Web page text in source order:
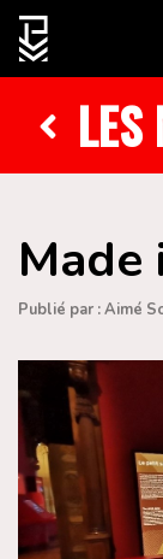
LES
Publié par : Aimé